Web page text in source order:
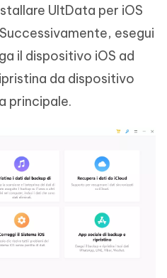
UltData per iOS
esegui
il dispositivo iOS ad
da dispositivo
principale.